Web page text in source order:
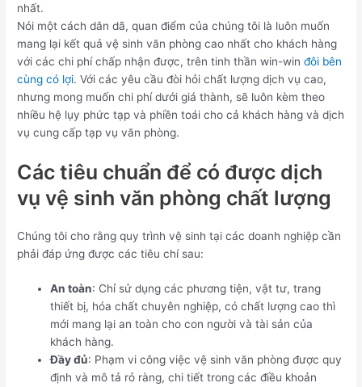
nhất.
Nói một cách dân dã, quan điểm của chúng tôi là luôn muốn
mang lại kết quả vệ sinh văn phòng cao nhất cho khách hàng
với các chi phí chấp nhận được, trên tinh thần win-winđôi bên
cùng có lợi. Với các yêu cầu đòi hỏi chất lượng dịch vụ cao,
nhưng mong muốn chi phí dưới giá thành, sẽ luôn kèm theo
nhiều hệ lụy phức tạp và phiền toái cho cả khách hàng và dịch
vụ cung cấp tạp vụ văn phòng.
Các tiêu chuẩn để có được dịch
vụ vệ sinh văn phòng chất lượng
Chúng tôi cho rằng quy trình vệ sinh tại các doanh nghiệp cần
phải đáp ứng được các tiêu chí sau:
An toàn: Chỉ sử dụng các phương tiện, vật tư, trang
thiết bị, hóa chất chuyên nghiệp, có chất lượng cao thì
mới mang lại an toàn cho con người và tài sản của
khách hàng.
Đầy đủ: Phạm vi công việc vệ sinh văn phòng được quy
định và mô tả rỏ ràng, chi tiết trong các điều khoản